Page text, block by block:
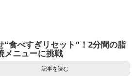
“食べすぎリセット”！2分間の脂
メニューに挑戦
記事を読む